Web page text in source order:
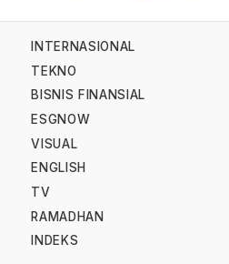
INTERNASIONAL
TEKNO
BISNIS FINANSIAL
ESGNOW
VISUAL
ENGLISH
TV
RAMADHAN
INDEKS